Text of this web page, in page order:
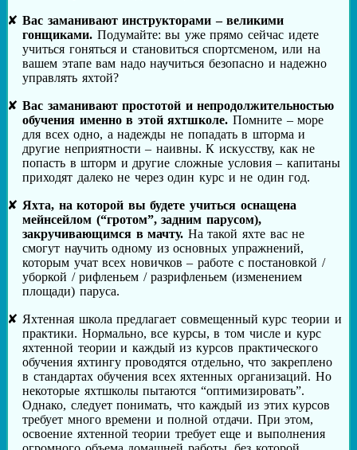
Вас заманивают инструкторами – великими
гонщиками. Подумайте: вы уже прямо сейчас идете
учиться гоняться и становиться спортсменом, или на
вашем этапе вам надо научиться безопасно и надежно
управлять яхтой?
Вас заманивают простотой и непродолжительностью
обучения именно в этой яхтшколе. Помните – море
для всех одно, а надежды не попадать в шторма и
другие неприятности – наивны. К искусству, как не
попасть в шторм и другие сложные условия – капитаны
приходят далеко не через один курс и не один год.
Яхта, на которой вы будете учиться оснащена
мейнсейлом (“гротом”, задним парусом),
закручивающимся в мачту. На такой яхте вас не
смогут научить одному из основных упражнений,
которым учат всех новичков – работе с постановкой /
уборкой / рифленьем / разрифленьем (изменением
площади) паруса.
Яхтенная школа предлагает совмещенный курс теории и
практики. Нормально, все курсы, в том числе и курс
яхтенной теории и каждый из курсов практического
обучения яхтингу проводятся отдельно, что закреплено
в стандартах обучения всех яхтенных организаций. Но
некоторые яхтшколы пытаются “оптимизировать”.
Однако, следует понимать, что каждый из этих курсов
требует много времени и полной отдачи. При этом,
освоение яхтенной теории требует еще и выполнения